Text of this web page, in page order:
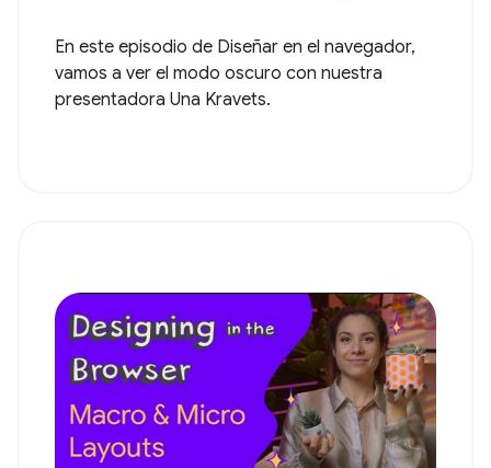
En este episodio de Diseñar en el navegador,
vamos a ver el modo oscuro con nuestra
presentadora Una Kravets.